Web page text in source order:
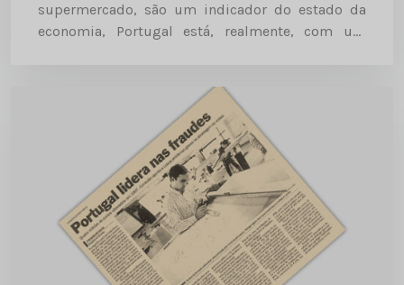
supermercado, são um indicador do estado da
economia, Portugal está, realmente, com um